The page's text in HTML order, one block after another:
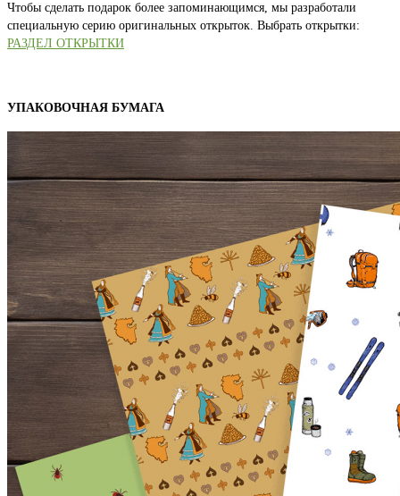
Чтобы сделать подарок более запоминающимся, мы разработали
специальную серию оригинальных открыток. Выбрать открытки:
РАЗДЕЛ ОТКРЫТКИ
УПАКОВОЧНАЯ БУМАГА